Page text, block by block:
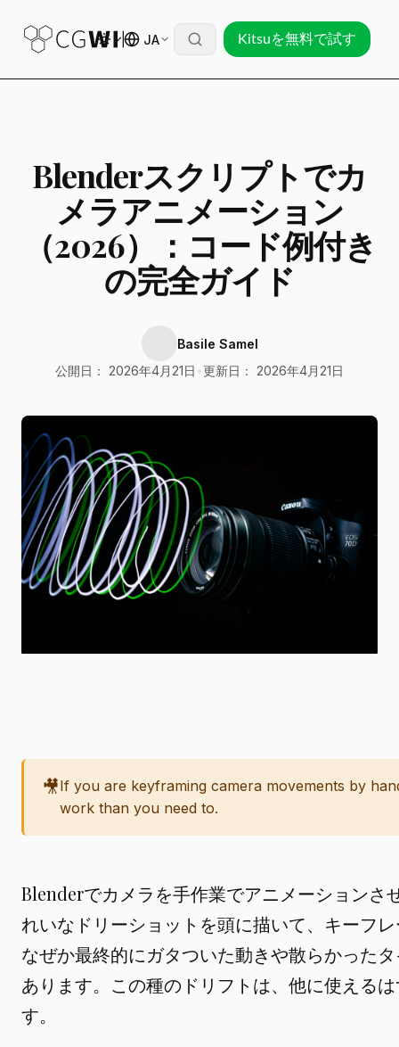
JA Kitsuを無料で試す
Blenderスクリプトでカ
メラアニメーション
（2026）：コード例付き
の完全ガイド
Basile Samel
公開日： 2026年4月21日 更新日： 2026年4月21日
🎥If you are keyframing camera movements by
work than you need to.
Blenderでカメラを手作業でアニメーションさ
れいなドリーショットを頭に描いて、キーフ
なぜか最終的にガタついた動きや散らかった
あります。この種のドリフトは、他に使える
す。